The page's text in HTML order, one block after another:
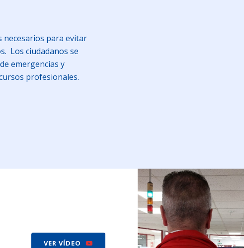
necesarios para evitar
Los ciudadanos se
emergencias y
profesionales.
VER VÍDEO